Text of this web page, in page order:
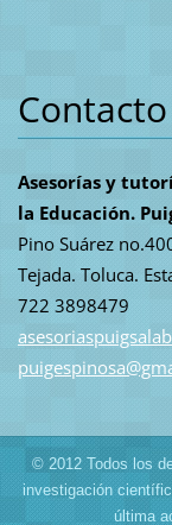
Contacto
Asesorías y
la Educación.
Pino Suárez
Tejada. Toluca.
722 3898479
© 2012 Todos los
investigación
última